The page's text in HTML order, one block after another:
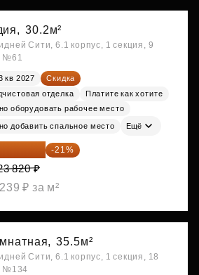
30.2м²
Сити, 6.1 корпус, 1 секция, 9
№61
кв 2027
Скидка
отделка
Платите как хотите
оборудовать рабочее место
добавить спальное место Ещё
818 ₽ -21%
820 ₽
₽ за м²
35.5м²
Сити, 6.1 корпус, 1 секция, 18
№134